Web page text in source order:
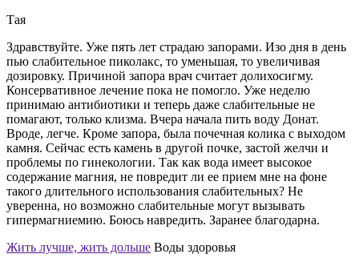
Тая
Здравствуйте. Уже пять лет страдаю запорами. Изо дня в день
пью слабительное пиколакс, то уменьшая, то увеличивая
дозировку. Причиной запора врач считает долихосигму.
Консервативное лечение пока не помогло. Уже неделю
принимаю антибиотики и теперь даже слабительные не
помагают, только клизма. Вчера начала пить воду Донат.
Вроде, легче. Кроме запора, была почечная колика с выходом
камня. Сейчас есть камень в другой почке, застой желчи и
проблемы по гинекологии. Так как вода имеет высокое
содержание магния, не повредит ли ее прием мне на фоне
такого длительного использования слабительных? Не
уверенна, но возможно слабительные могут вызывать
гипермагниемию. Боюсь навредить. Заранее благодарна.
Жить лучше, жить дольше Воды здоровья